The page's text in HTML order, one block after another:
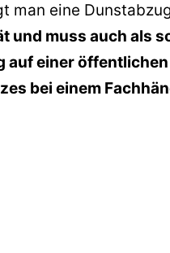
man eine
und muss auch als
auf einer
bei einem